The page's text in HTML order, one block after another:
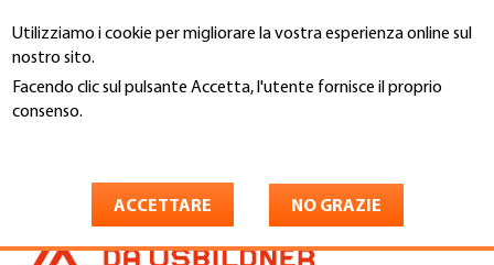
Utilizziamo i cookie per migliorare la vostra esperienza online sul
nostro sito.
Facendo clic sul pulsante Accetta, l'utente fornisce il proprio
consenso.
ACCETTARE NO GRAZIE
al
contenuto
principale
You